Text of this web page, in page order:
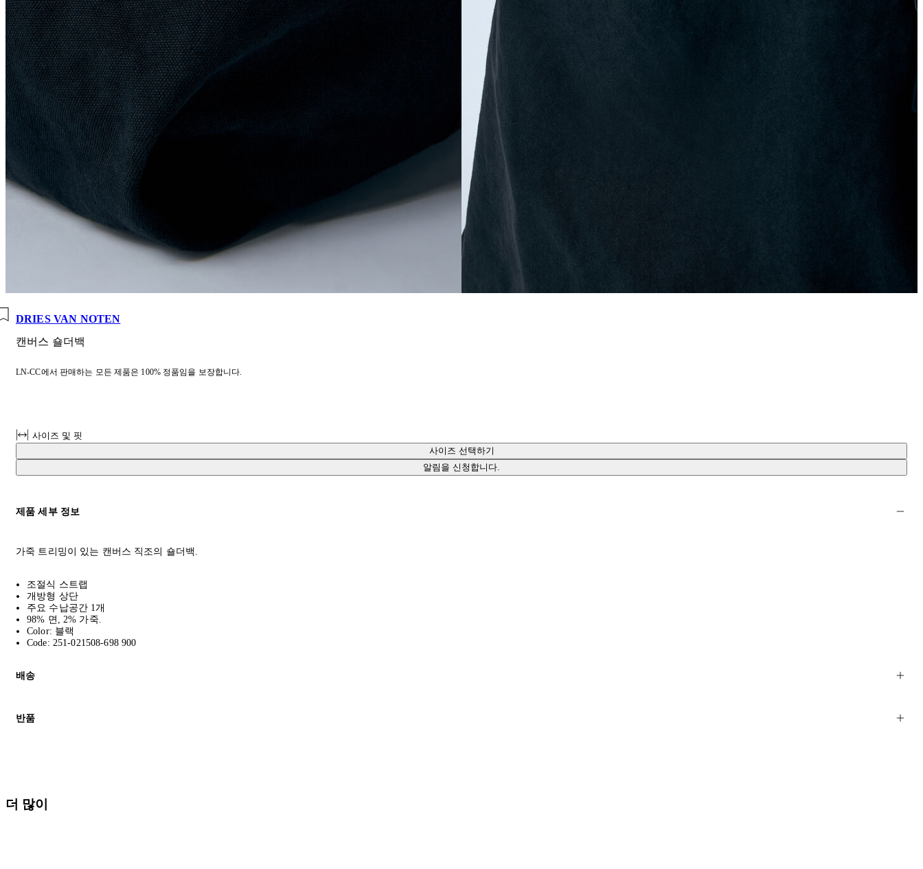
DRIES VAN NOTEN
캔버스 숄더백
LN-CC에서 판매하는 모든 제품은 100% 정품임을 보장합니다.
사이즈 및 핏
사이즈 선택하기
알림을 신청합니다.
제품 세부 정보
가죽 트리밍이 있는 캔버스 직조의 숄더백.
조절식 스트랩
개방형 상단
주요 수납공간 1개
98% 면, 2% 가죽.
Color: 블랙
Code: 251-021508-698 900
배송
고객님의 위치에 따라 일반 배송과 익스프레스 배송을 제공합니다.
배송 및 배달에 대한 자세한 내용이 필요하면
반품
* 속옷, 향수 및 화장품등 반품 불가능합니다.
더 많이